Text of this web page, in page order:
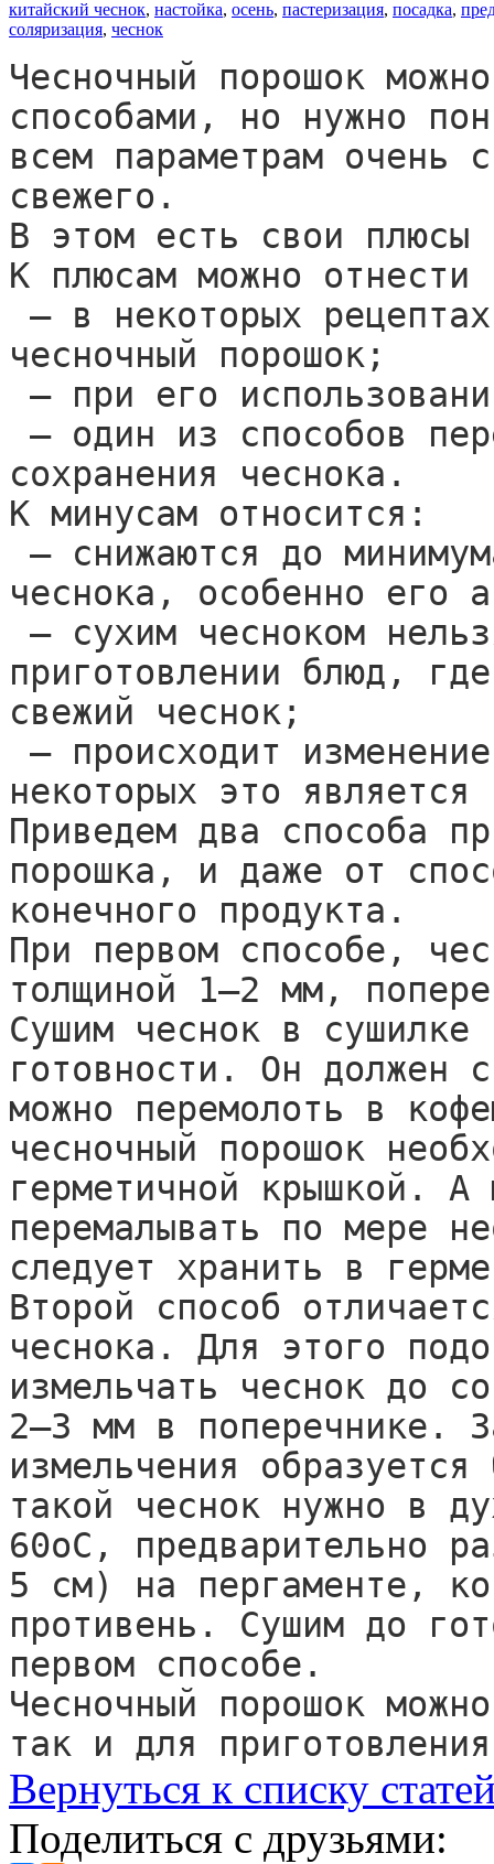
китайский чеснок, настойка, осень, пастеризация, посадка,
соляризация, чеснок
Чесночный порошок
способами, но нужно
всем параметрам очень
свежего.
В этом есть свои плюсы
К плюсам можно
чесночный порошок;
сохранения чеснока.
К минусам относится:
чеснока, особенно его
приготовлении блюд,
свежий чеснок;
некоторых это
Приведем два способа
порошка, и даже от
конечного продукта.
При первом способе,
толщиной 1–2 мм,
Сушим чеснок в сушилке
готовности. Он должен
можно перемолоть в
чесночный порошок
герметичной крышкой.
перемалывать по мере
следует хранить в
Второй способ
чеснока. Для этого
измельчать чеснок до
2–3 мм в поперечнике.
измельчения
такой чеснок нужно в
60оС, предварительно
5 см) на пергаменте,
противень. Сушим до
первом способе.
Чесночный порошок
так и для
Вернуться к списку
Поделиться с друзьями: